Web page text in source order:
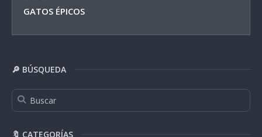
GATOS ÉPICOS
🔎 BÚSQUEDA
🔖 CATEGORÍAS